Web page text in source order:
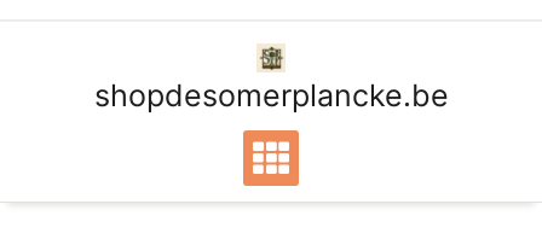
shopdesomerplancke.be